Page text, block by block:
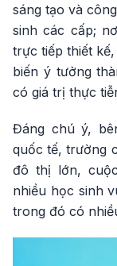
sáng tạo và
sinh các cấp;
trực tiếp thiết
biến ý tưởng
có giá trị thực
Đáng chú ý,
quốc tế, trường
đô thị lớn,
nhiều học sinh
trong đó có